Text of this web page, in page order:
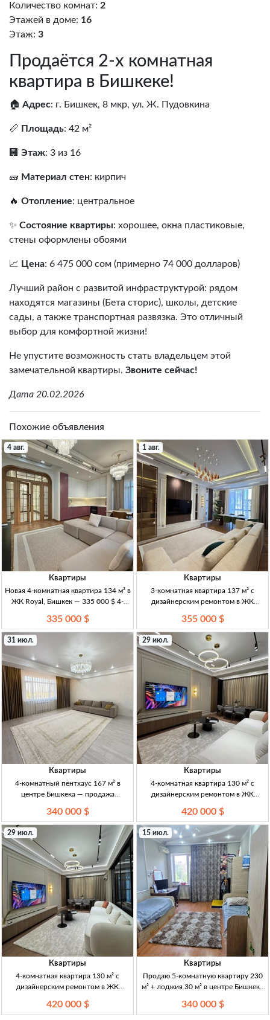
Количество комнат: 2
Этажей в доме: 16
Этаж: 3
Продаётся 2-х комнатная
квартира в Бишкеке!
🏠 Адрес: г. Бишкек, 8 мкр, ул. Ж. Пудовкина
📏 Площадь: 42 м²
🏢 Этаж: 3 из 16
🧱 Материал стен: кирпич
🔥 Отопление: центральное
✨ Состояние квартиры: хорошее, окна пластиковые,
стены оформлены обоями
📈 Цена: 6 475 000 сом (примерно 74 000 долларов)
Лучший район с развитой инфраструктурой: рядом
находятся магазины (Бета сторис), школы, детские
сады, а также транспортная развязка. Это отличный
выбор для комфортной жизни!
Не упустите возможность стать владельцем этой
замечательной квартиры. Звоните сейчас!
Дата 20.02.2026
Похожие объявления
4 авг.
Квартиры
Новая 4-комнатная квартира 134 м² в
ЖК Royal, Бишкек — 335 000 $ 4-
евроремонт, 3 спальни, 3 с/у, 2
гардеробные, кухня-гостина
335 000 $
1 авг.
Квартиры
3-комнатная квартира 137 м² с
дизайнерским ремонтом в ЖК
кв., 137 м², 9/10 эт., ЖК «Елисейские
поля», дизайнерский ремонт, мебель,
тех. Gorenje, маст
355 000 $
31 июл.
Квартиры
4-комнатный пентхаус 167 м² в
центре Бишкека — продажа
167 м², 9–10/10 эт., кирп. дом 2008
г.п., 2 с/у, капремонт, мебель и техн
340 000 $
29 июл.
Квартиры
4-комнатная квартира 130 м² с
дизайнерским ремонтом в ЖК
окна на реку 4ккв 130м², 5/16эт,
дизайнерский ремонт, меблирована,
панорамные окна, вид на реку, кухня
камень+шпо
420 000 $
29 июл.
Квартиры
4-комнатная квартира 130 м² с
дизайнерским ремонтом в ЖК
панорамные окна 4к, 130м², 5/16эт,
420 000 $
15 июл.
Квартиры
Продаю 5-комнатную квартиру 230
м² + лоджия 30 м² в центре Бишкека
комн, центр Бишкек (ул.Исанова/
340 000 $